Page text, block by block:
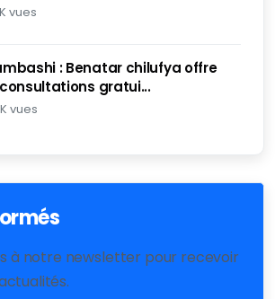
vues
: Benatar chilufya offre
gratui...
vues
à notre newsletter pour recevoir